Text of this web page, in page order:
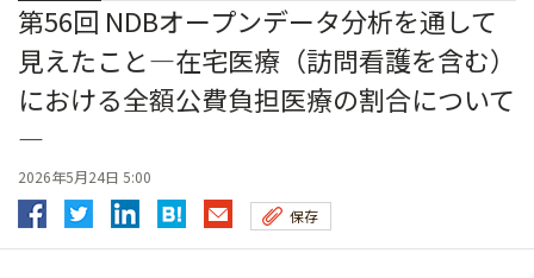
第56回 NDBオープンデータ分析を通して
見えたこと―在宅医療（訪問看護を含む）
における全額公費負担医療の割合について
―
2026年5月24日 5:00
保存